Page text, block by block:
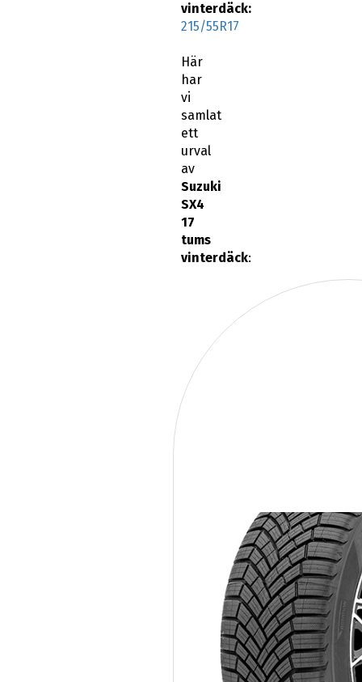
vinterdäck:
215/55R17
Här
har
vi
samlat
ett
urval
av
Suzuki
SX4
17
tums
vinterdäck: